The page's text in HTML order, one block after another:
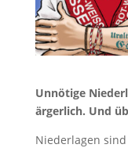
Unnötige
ärgerlich. Und
Niederlagen